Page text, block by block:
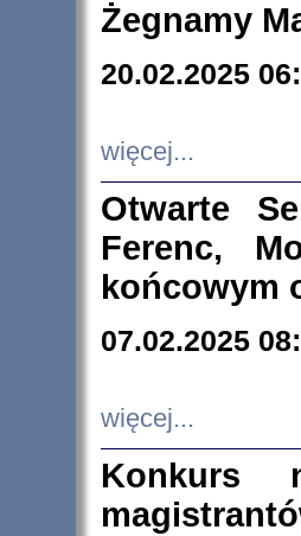
Żegnamy
20.02.2025
więcej...
Otwarte
Ferenc,
końcowym
07.02.2025
więcej...
Konkurs